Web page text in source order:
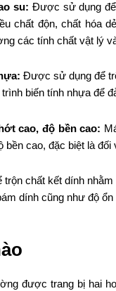
su: Được sử dụng
chất độn, chất hóa
các tính chất vật lý
Được sử dụng để
biến tính nhựa để
cao, độ bền cao:
bền cao, đặc biệt là
trộn chất kết dính
dính cũng như độ
được trang bị hai